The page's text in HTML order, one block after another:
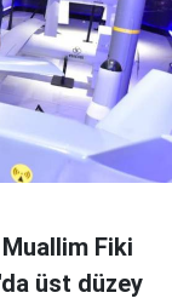
Fiki
üst düzey